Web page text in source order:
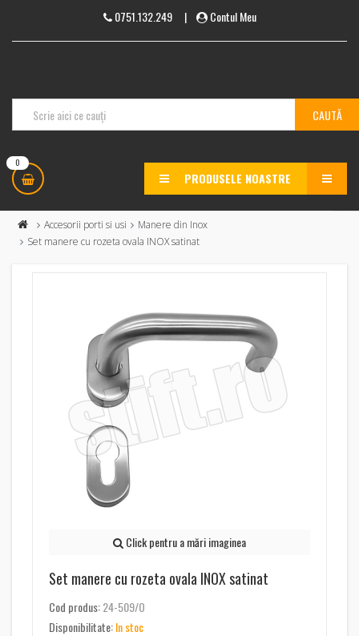
0751.132.249| Contul Meu
0
PRODUSELE NOASTRE MENU
Accesorii porti si usi
Manere din Inox
Set manere cu rozeta ovala INOX satinat
Click pentru a mări imaginea
Set manere cu rozeta ovala INOX satinat
Cod produs:24-509/O
Disponibilitate:In stoc